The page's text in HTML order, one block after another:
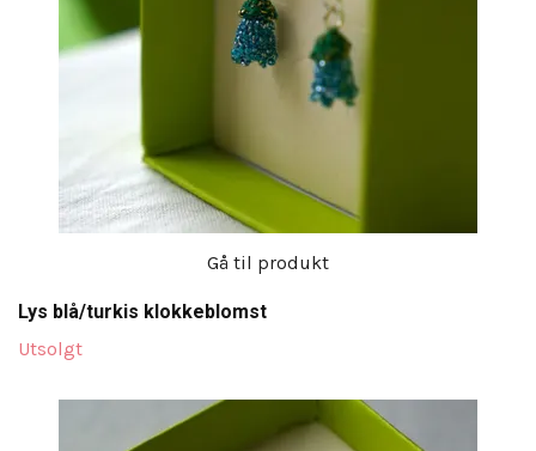
Gå til produkt
Lys blå/turkis klokkeblomst
Utsolgt